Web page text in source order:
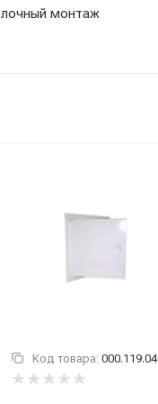
монтаж
Код товара: